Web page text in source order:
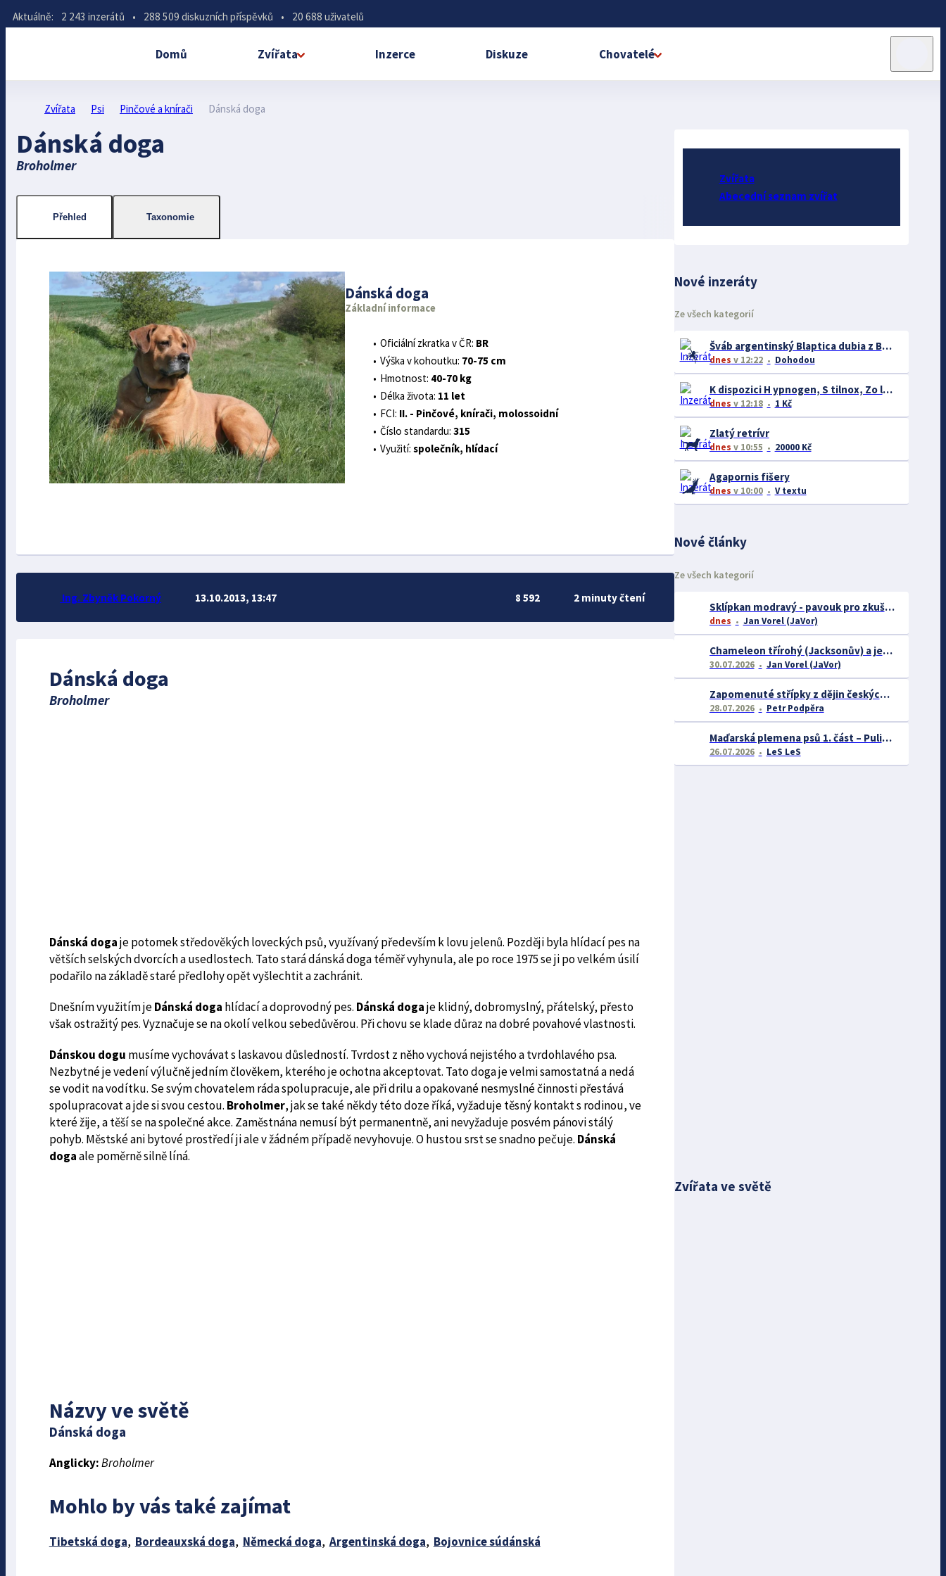
Aktuálně: 2 243 inzerátů • 288 509 diskuzních příspěvků • 20 688 uživatelů
Domů Zvířata Inzerce Diskuze Chovatelé
Zvířata Psi Pinčové a knírači Dánská doga
Dánská doga
Broholmer
Dánská doga
Broholmer
Dánská dogaje potomek středověkých loveckých psů, využívaný především k lovu jelenů. Později byla hlídací pes na
větších selských dvorcích a usedlostech. Tato stará dánská doga téměř vyhynula, ale po roce 1975 se ji po velkém úsilí
podařilo na základě staré předlohy opět vyšlechtit a zachránit.
Dnešním využitím jeDánská doga hlídací a doprovodný pes. Dánská dogaje klidný, dobromyslný, přátelský, přesto
však ostražitý pes. Vyznačuje se na okolí velkou sebedůvěrou. Při chovu se klade důraz na dobré povahové vlastnosti.
Dánskou dogu musíme vychovávat s laskavou důsledností. Tvrdost z něho vychová nejistého a tvrdohlavého psa.
Nezbytné je vedení výlučně jedním člověkem, kterého je ochotna akceptovat. Tato doga je velmi samostatná a nedá
se vodit na vodítku. Se svým chovatelem ráda spolupracuje, ale při drilu a opakované nesmyslné činnosti přestává
spolupracovat a jde si svou cestou. Broholmer, jak se také někdy této doze říká, vyžaduje těsný kontakt s rodinou, ve
které žije, a těší se na společné akce. Zaměstnána nemusí být permanentně, ani nevyžaduje posvém pánovi stálý
pohyb. Městské ani bytové prostředí ji ale v žádném případě nevyhovuje. O hustou srst se snadno pečuje. Dánská
dogaale poměrně silně líná.
Názvy ve světě
Dánská doga
Anglicky:Broholmer
Mohlo by vás také zajímat
Tibetská doga, Bordeauxská doga, Německá doga, Argentinská doga, Bojovnice súdánská
Přehled Taxonomie
Dánská doga
Základní informace
Oficiální zkratka v ČR: BR
Výška v kohoutku: 70-75 cm
Hmotnost: 40-70 kg
Délka života: 11 let
FCI: II. - Pinčové, knírači, molossoidní
Číslo standardu:315
Využití:společník, hlídací
Ing. Zbyněk Pokorný 13.10.2013, 13:47 8 592 2 minuty čtení
Zvířata
Abecední seznam zvířat
Nové inzeráty
Ze všech kategorií
Šváb argentinský Blaptica dubia z Brna nejen do celé ČR
dnes v 12:22 Dohodou
K dispozici H ypnogen, S tilnox, Zo lpidem, Z olpinox, N eurol W hatsApp: +420739192554
dnes v 12:18 1 Kč
Zlatý retrívr
dnes v 10:55 20000 Kč
Agapornis fišery
dnes v 10:00 V textu
Nové články
Ze všech kategorií
Sklípkan modravý - pavouk pro zkušené chovatele
dnes Jan Vorel (JaVor)
Chameleon třírohý (Jacksonův) a jeho chov
30.07.2026 Jan Vorel (JaVor)
Zapomenuté střípky z dějin českých exotářů - 3.část
28.07.2026 Petr Podpěra
Maďarská plemena psů 1. část – Puli, Komondor
26.07.2026 LeS LeS
Zvířata ve světě